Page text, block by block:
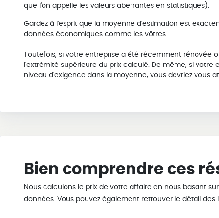
que l'on appelle les valeurs aberrantes en statistiques).
Gardez à l'esprit que la moyenne d'estimation est
données économiques comme les vôtres.
Toutefois, si votre entreprise a été récemment rénovée
l'extrémité supérieure du prix calculé. De même, si
niveau d'exigence dans la moyenne, vous devriez vous
Bien comprendre ces
Nous calculons le prix de votre affaire en nous basant
données. Vous pouvez également retrouver le détail